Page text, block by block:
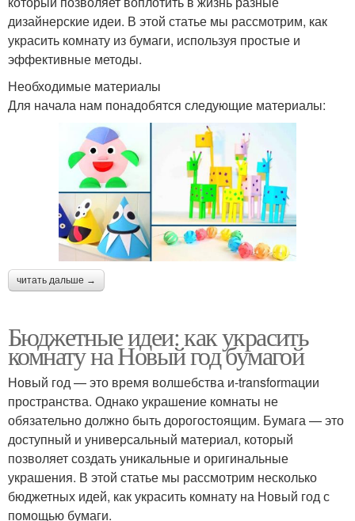
дизайнерские идеи. В этой статье мы рассмотрим, как
украсить комнату из бумаги, используя простые и
эффективные методы.
Необходимые материалы
Для начала нам понадобятся следующие материалы:
читать дальше →
Бюджетные идеи: как украсить
комнату на Новый год бумагой
Новый год — это время волшебства и-transformации
пространства. Однако украшение комнаты не
обязательно должно быть дорогостоящим. Бумага — это
доступный и универсальный материал, который
позволяет создать уникальные и оригинальные
украшения. В этой статье мы рассмотрим несколько
бюджетных идей, как украсить комнату на Новый год с
помощью бумаги.